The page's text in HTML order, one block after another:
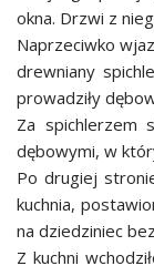
okna. Drzwi z
Naprzeciwko
drewniany
prowadziły
Za spichlerzem
dębowymi, w
Po drugiej
kuchnia,
na dziedziniec
Z kuchni